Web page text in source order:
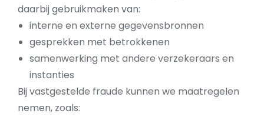
daarbij gebruikmaken van:
interne en externe gegevensbronnen
gesprekken met betrokkenen
samenwerking met andere verzekeraars en
instanties
Bij vastgestelde fraude kunnen we maatregelen
nemen, zoals: